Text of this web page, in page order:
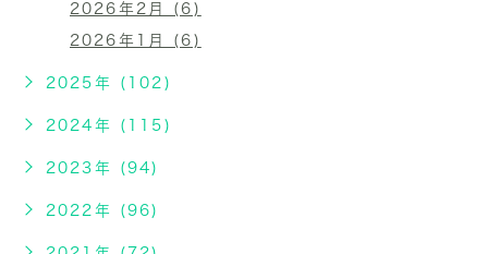
2026年2月 (6)
2026年1月 (6)
2025年 (102)
2024年 (115)
2023年 (94)
2022年 (96)